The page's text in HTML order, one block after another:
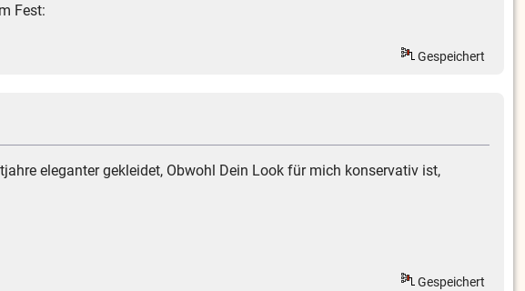
Fest:
Gespeichert
eleganter gekleidet, Obwohl Dein Look für mich konservativ ist,
Gespeichert